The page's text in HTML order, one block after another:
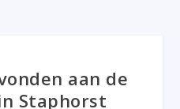
aan de
Staphorst